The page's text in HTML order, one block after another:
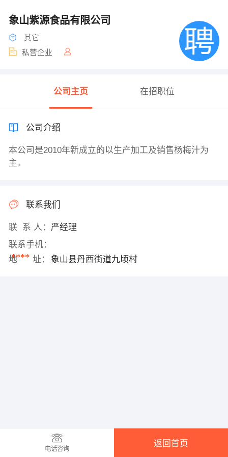
象山紫源食品有限公司
其它
私营企业
公司主页 在招职位
公司介绍
本公司是2010年新成立的以生产加工及销售杨梅汁为
主。
联系我们
联 系 人： 严经理
联系手机：
****
地 址： 象山县丹西街道九顷村
电话咨询
返回首页